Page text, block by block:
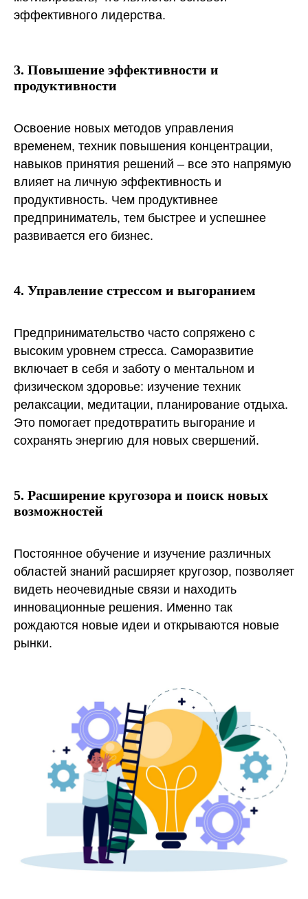
эффективного лидерства.
3. Повышение эффективности и
продуктивности
Освоение новых методов управления
временем, техник повышения концентрации,
навыков принятия решений – все это напрямую
влияет на личную эффективность и
продуктивность. Чем продуктивнее
предприниматель, тем быстрее и успешнее
развивается его бизнес.
4. Управление стрессом и выгоранием
Предпринимательство часто сопряжено с
высоким уровнем стресса. Саморазвитие
включает в себя и заботу о ментальном и
физическом здоровье: изучение техник
релаксации, медитации, планирование отдыха.
Это помогает предотвратить выгорание и
сохранять энергию для новых свершений.
5. Расширение кругозора и поиск новых
возможностей
Постоянное обучение и изучение различных
областей знаний расширяет кругозор, позволяет
видеть неочевидные связи и находить
инновационные решения. Именно так
рождаются новые идеи и открываются новые
рынки.